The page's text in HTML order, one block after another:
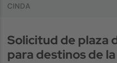
CINDA
Solicitud de plaza
para destinos de